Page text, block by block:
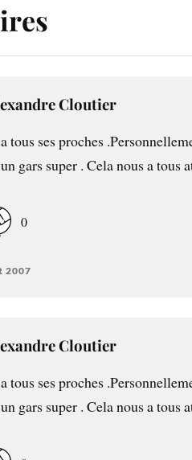
Cloutier
tous ses proches
gars super . Cela nous a tous
0
2007
Cloutier
tous ses proches
gars super . Cela nous a tous